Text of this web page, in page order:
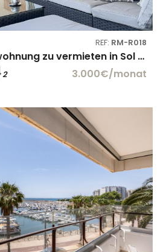
REF: RM-R018
3 schlafzimmer wohnung zu vermieten in Sol de Mallorca
2 3.000€/monat